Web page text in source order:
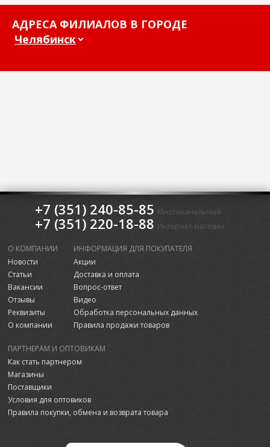
АДРЕСА ФИЛИАЛОВ В ГОРОДЕ
+7 (351) 240-85-85 Многоканальный
+7 (351) 220-18-88 Интернет-магазин
О КОМПАНИИ
Новости
Статьи
Вакансии
Отзывы
Реквизиты
О компании
ИНФОРМАЦИЯ ДЛЯ ПОКУПАТЕЛЯ
Акции
Доставка и оплата
Вопрос-ответ
Видео
Обработка персональных данных
Правила продажи товаров
ПАРТНЕРАМ И ОПТОВИКАМ
Как стать партнером
Магазины
Поставщики
Условия для оптовиков
Правила покупки, обмена и возврата товара